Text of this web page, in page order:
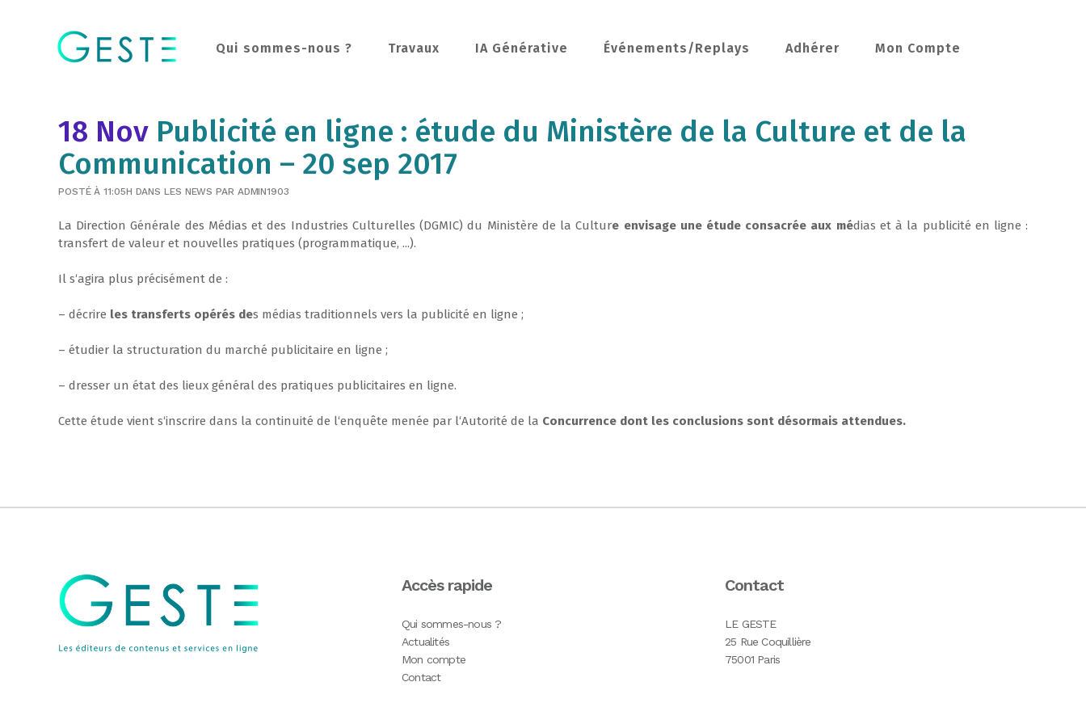
Qui sommes-nous ? Travaux IA Générative Événements/Replays Adhérer Mon Compte
18 Nov Publicité en ligne : étude du Ministère de la Culture et de la
Communication – 20 sep 2017
POSTÉ À 11:05H DANSLES NEWS PAR ADMIN1903
La DirectionGénérale des Médiasetdes Industries Culturelles(DGMIC)du Ministère de laCulture envisage une étude consacrée aux médias età la publicité en ligne:
transfert de valeur et nouvelles pratiques (programmatique, ...).
Il s‘agira plus précisément de :
– décrire les transferts opérés des médias traditionnels vers la publicité en ligne ;
– étudier la structuration du marché publicitaire en ligne ;
– dresser un état des lieux général des pratiques publicitaires en ligne.
Cette étude vient s‘inscrire dans la continuité de l‘enquête menée par l‘Autorité de la Concurrence dont les conclusions sont désormais attendues.
Accès rapide
Qui sommes-nous ?
Actualités
Mon compte
Contact
Contact
LE GESTE
25 Rue Coquillière
75001 Paris